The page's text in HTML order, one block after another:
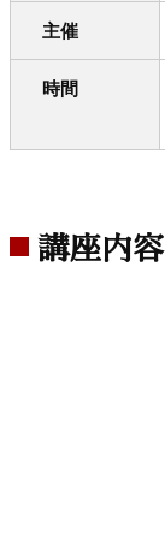
主催
時間
講座内容